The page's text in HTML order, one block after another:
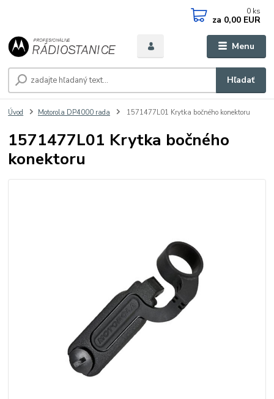
Menu
Hľadať
0 ks
za 0,00 EUR
Úvod Motorola DP4000 rada 1571477L01 Krytka bočného konektoru
1571477L01 Krytka bočného
konektoru